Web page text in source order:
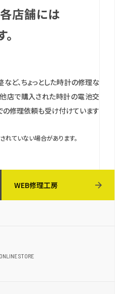
店舗には
ど、ちょっとした時計の修理な
他店で購入された時計の電池交
の修理依頼も受け付けています
ていない場合があります。
WEB修理工房
STORE